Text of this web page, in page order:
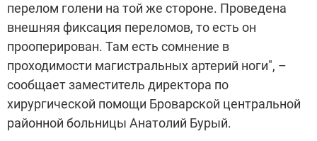
перелом голени на той же стороне. Проведена
внешняя фиксация переломов, то есть он
прооперирован. Там есть сомнение в
проходимости магистральных артерий ноги", –
сообщает заместитель директора по
хирургической помощи Броварской центральной
районной больницы Анатолий Бурый.